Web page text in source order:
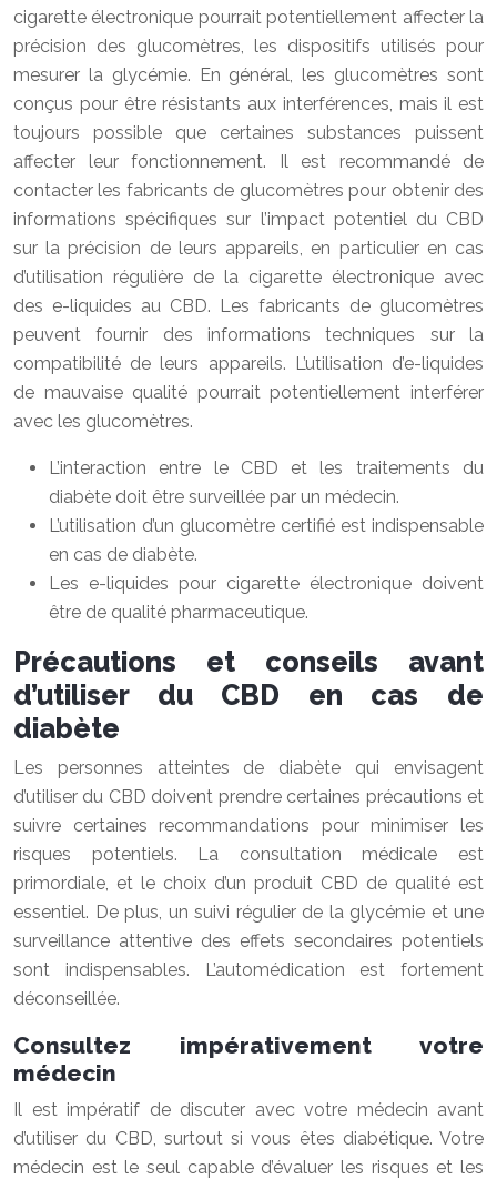
cigarette électronique pourrait potentiellement affecter la
précision des glucomètres, les dispositifs utilisés pour
mesurer la glycémie. En général, les glucomètres sont
conçus pour être résistants aux interférences, mais il est
toujours possible que certaines substances puissent
affecter leur fonctionnement. Il est recommandé de
contacter les fabricants de glucomètres pour obtenir des
informations spécifiques sur l’impact potentiel du CBD
sur la précision de leurs appareils, en particulier en cas
d’utilisation régulière de la cigarette électronique avec
des e-liquides au CBD. Les fabricants de glucomètres
peuvent fournir des informations techniques sur la
compatibilité de leurs appareils. L’utilisation d’e-liquides
de mauvaise qualité pourrait potentiellement interférer
avec les glucomètres.
L’interaction entre le CBD et les traitements du
diabète doit être surveillée par un médecin.
L’utilisation d’un glucomètre certifié est indispensable
en cas de diabète.
Les e-liquides pour cigarette électronique doivent
être de qualité pharmaceutique.
Précautions et conseils avant
d’utiliser du CBD en cas de
diabète
Les personnes atteintes de diabète qui envisagent
d’utiliser du CBD doivent prendre certaines précautions et
suivre certaines recommandations pour minimiser les
risques potentiels. La consultation médicale est
primordiale, et le choix d’un produit CBD de qualité est
essentiel. De plus, un suivi régulier de la glycémie et une
surveillance attentive des effets secondaires potentiels
sont indispensables. L’automédication est fortement
déconseillée.
Consultez impérativement votre
médecin
Il est impératif de discuter avec votre médecin avant
d’utiliser du CBD, surtout si vous êtes diabétique. Votre
médecin est le seul capable d’évaluer les risques et les